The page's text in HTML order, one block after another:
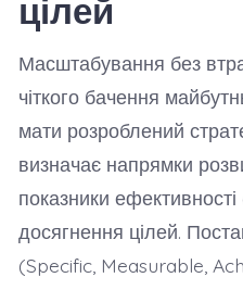
цілей
Масштабування без
чіткого бачення
мати розроблений
визначає напрямки
показники
досягнення цілей.
(Specific, Measurable,